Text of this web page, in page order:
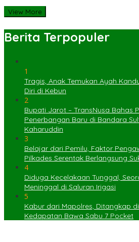
View More
Berita Terpopuler
1
Tragis, Anak Temukan Ayah
Diri di Kebun
2
Bupati Jarot – TransNusa Bahas
Penerbangan Baru di Bandara
Kaharuddin
3
Belajar dari Pemilu, Faktor
Pilkades Serentak Berlangsung
4
Diduga Kecelakaan Tunggal,
Meninggal di Saluran Irigasi
5
Kabur dari Mapolres, Ditangkap
Kedapatan Bawa Sabu 7 Pocket